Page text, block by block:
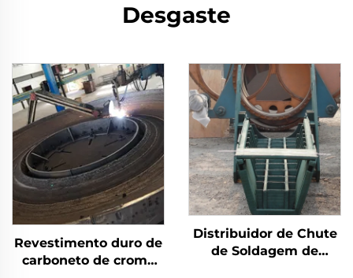
Desgaste
Revestimento duro de
carboneto de cromo
Distribuidor de Chute
de Soldagem de